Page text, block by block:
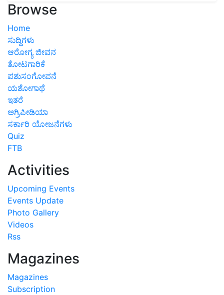
Browse
Home
ಸುದ್ದಿಗಳು
ಆರೋಗ್ಯ ಜೀವನ
ತೋಟಗಾರಿಕೆ
ಪಶುಸಂಗೋಪನೆ
ಯಶೋಗಾಥೆ
ಇತರೆ
ಅಗ್ರಿಪೀಡಿಯಾ
ಸರ್ಕಾರಿ ಯೋಜನೆಗಳು
Quiz
FTB
Activities
Upcoming Events
Events Update
Photo Gallery
Videos
Rss
Magazines
Magazines
Subscription